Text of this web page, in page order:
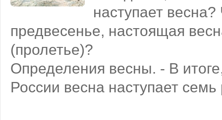
наступает весна?
предвесенье, настоящая
(пролетье)?
Определения весны. - В
России весна наступает семь